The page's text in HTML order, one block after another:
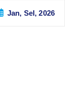
Jan, Sel, 2026